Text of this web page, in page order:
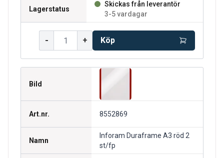
Lagerstatus
Skickas från leverantör
3-5 vardagar
- + Köp
Bild
Art.nr. 8552869
Namn
Inforam Duraframe A3 röd 2
st/fp